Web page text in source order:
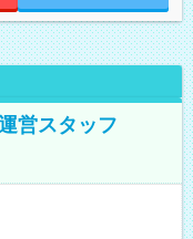
営スタッフ